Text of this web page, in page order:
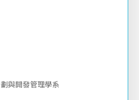
與開發管理學系